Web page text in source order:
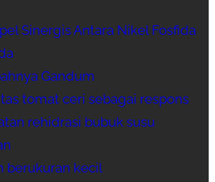
Sinergis Antara Nikel Fosfida
Gandum
tomat ceri sebagai respons
rehidrasi bubuk susu
berukuran kecil